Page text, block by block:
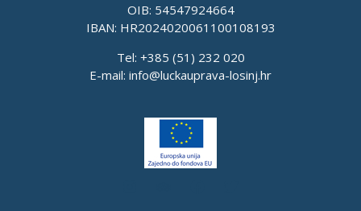
OIB: 54547924664
IBAN: HR2024020061100108193
Tel: +385 (51) 232 020
E-mail: info@luckauprava-losinj.hr